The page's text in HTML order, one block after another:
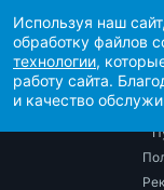
Используя наш
обработку файлов
технологии,
работу сайта.
и качество